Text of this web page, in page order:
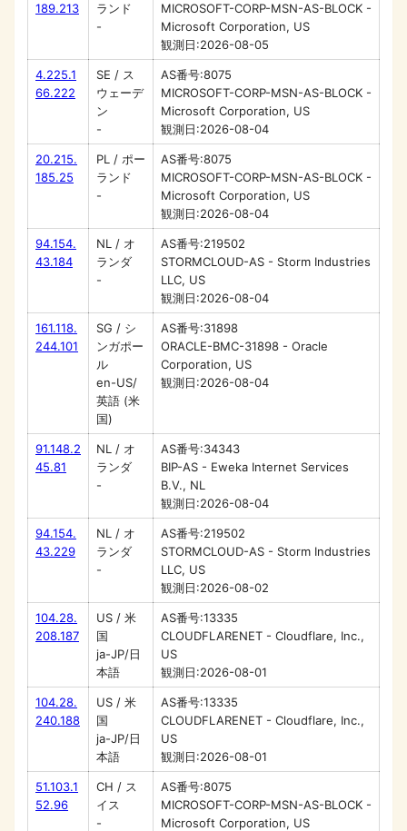
189.213
ランド
-
MICROSOFT-CORP-MSN-AS-BLOCK -
Microsoft Corporation, US
観測日:2026-08-05
4.225.1
66.222
SE / ス
ウェーデ
ン
-
AS番号:8075
MICROSOFT-CORP-MSN-AS-BLOCK -
Microsoft Corporation, US
観測日:2026-08-04
20.215.
185.25
PL / ポー
ランド
-
AS番号:8075
MICROSOFT-CORP-MSN-AS-BLOCK -
Microsoft Corporation, US
観測日:2026-08-04
94.154.
43.184
NL / オ
ランダ
-
AS番号:219502
STORMCLOUD-AS - Storm Industries
LLC, US
観測日:2026-08-04
161.118.
244.101
SG / シ
ンガポー
ル
en-US/
英語 (米
国)
AS番号:31898
ORACLE-BMC-31898 - Oracle
Corporation, US
観測日:2026-08-04
91.148.2
45.81
NL / オ
ランダ
-
AS番号:34343
BIP-AS - Eweka Internet Services
B.V., NL
観測日:2026-08-04
94.154.
43.229
NL / オ
ランダ
-
AS番号:219502
STORMCLOUD-AS - Storm Industries
LLC, US
観測日:2026-08-02
104.28.
208.187
US / 米
国
ja-JP/日
本語
AS番号:13335
CLOUDFLARENET - Cloudflare, Inc.,
US
観測日:2026-08-01
104.28.
240.188
US / 米
国
ja-JP/日
本語
AS番号:13335
CLOUDFLARENET - Cloudflare, Inc.,
US
観測日:2026-08-01
51.103.1
52.96
CH / ス
イス
-
AS番号:8075
MICROSOFT-CORP-MSN-AS-BLOCK -
Microsoft Corporation, US